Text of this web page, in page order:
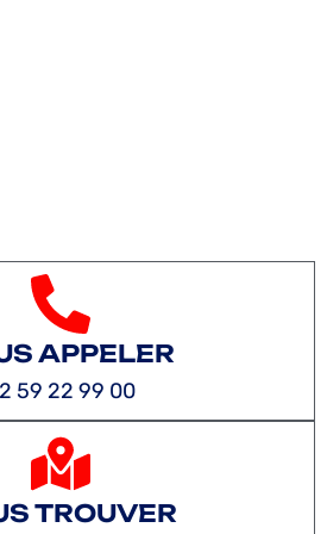
APPELER
59 22 99 00
TROUVER